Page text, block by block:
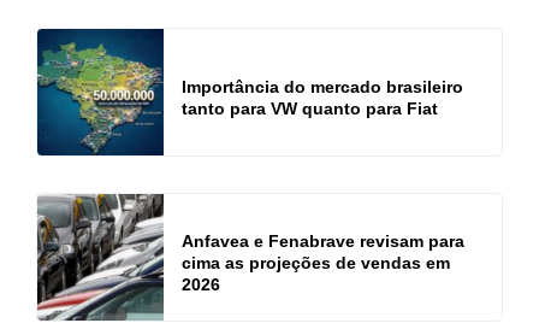
Importância do mercado brasileiro
tanto para VW quanto para Fiat
Anfavea e Fenabrave revisam para
cima as projeções de vendas em
2026